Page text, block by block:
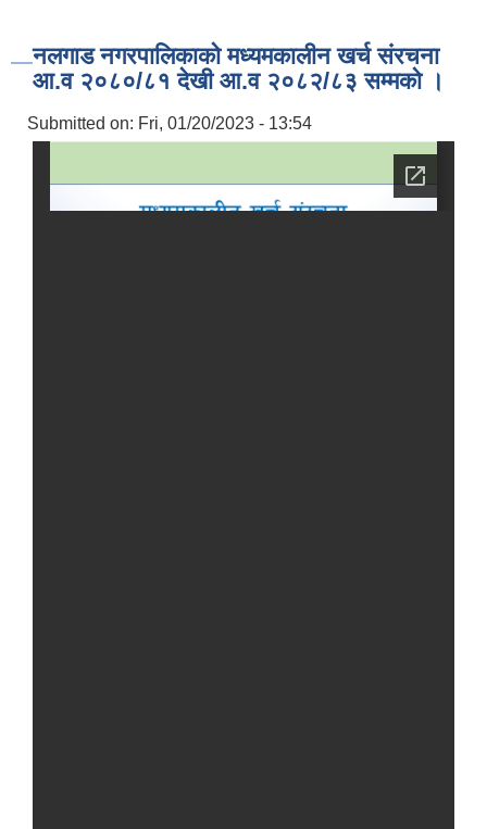
नलगाड नगरपालिकाको मध्यमकालीन खर्च संरचना
आ.व २०८०/८१ देखी आ.व २०८२/८३ सम्मको ।
Submitted on: Fri, 01/20/2023 - 13:54